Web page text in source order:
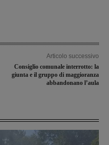
Articolo successivo
Consiglio comunale interrotto: la
giunta e il gruppo di maggioranza
abbandonano l’aula